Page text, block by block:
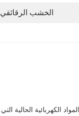
الخشب الرقائقي